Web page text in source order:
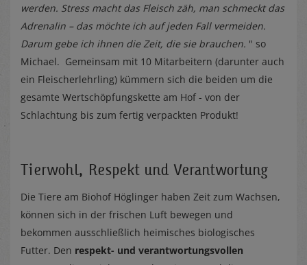
werden. Stress macht das Fleisch zäh, man schmeckt das
Adrenalin – das möchte ich auf jeden Fall vermeiden.
Darum gebe ich ihnen die Zeit, die sie brauchen. " so
Michael. Gemeinsam mit 10 Mitarbeitern (darunter auch
ein Fleischerlehrling) kümmern sich die beiden um die
gesamte Wertschöpfungskette am Hof - von der
Schlachtung bis zum fertig verpackten Produkt!
Tierwohl, Respekt und Verantwortung
Die Tiere am Biohof Höglinger haben Zeit zum Wachsen,
können sich in der frischen Luft bewegen und
bekommen ausschließlich heimisches biologisches
Futter. Den respekt- und verantwortungsvollen